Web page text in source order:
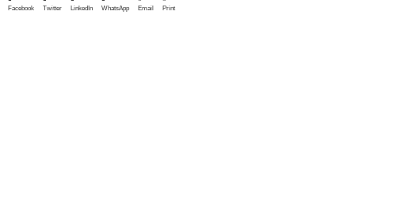
Facebook Twitter LinkedIn WhatsApp Email Print